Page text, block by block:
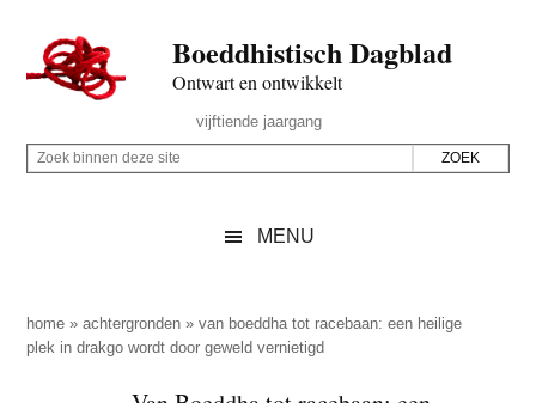
naar
de
inhoud
secondary
naar
de
sidebar
naar
de
Boeddhistisch Dagblad
Ontwart en ontwikkelt
Rechts
vijftiende jaargang
Z
p
d
Z
i
n
MENU
home »achtergronden »van boeddha tot racebaan: een heilige
plek in drakgo wordt door geweld vernietigd